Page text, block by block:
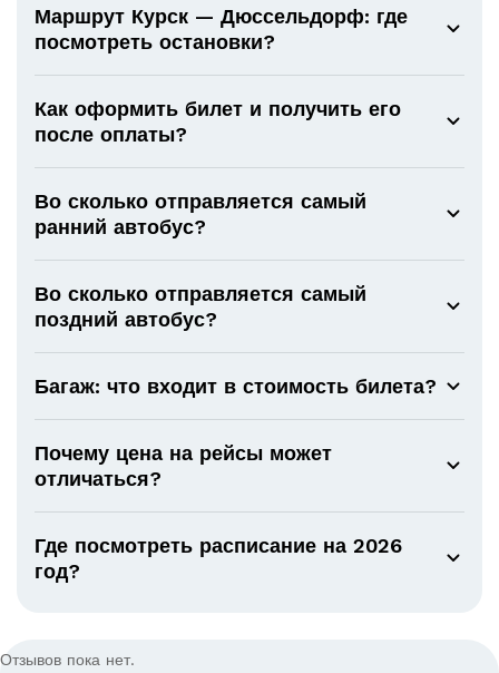
Маршрут Курск — Дюссельдорф: где
посмотреть остановки?
Как оформить билет и получить его
после оплаты?
Во сколько отправляется самый
ранний автобус?
Во сколько отправляется самый
поздний автобус?
Багаж: что входит в стоимость билета?
Почему цена на рейсы может
отличаться?
Где посмотреть расписание на 2026
год?
Отзывов пока нет.